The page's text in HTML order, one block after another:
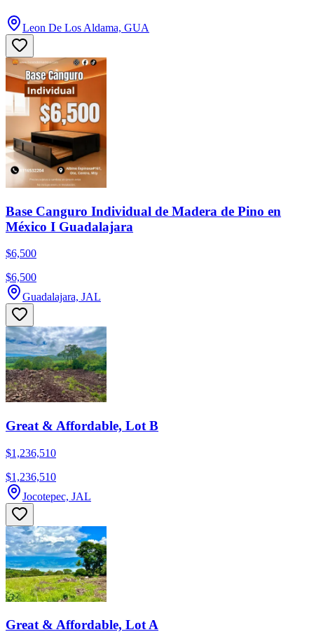
Leon De Los Aldama, GUA
Base Canguro Individual de Madera de Pino en
México I Guadalajara
$6,500
$6,500
Guadalajara, JAL
Great & Affordable, Lot B
$1,236,510
$1,236,510
Jocotepec, JAL
Great & Affordable, Lot A